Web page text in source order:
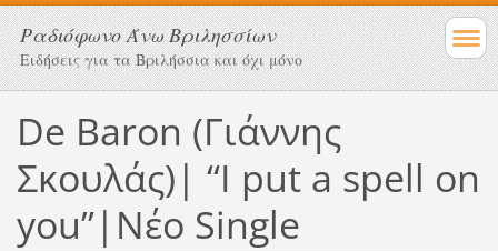
Ραδιόφωνο Άνω Βριλησσίων
Ειδήσεις για τα Βριλήσσια και όχι μόνο
De Baron (Γιάννης
Σκουλάς)| “I put a spell on
you”|Νέο Single